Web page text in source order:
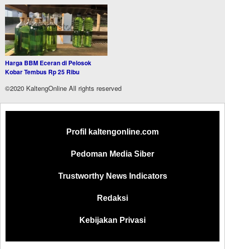
Harga BBM Eceran di Pelosok
Kobar Tembus Rp 25 Ribu
©2020 KaltengOnline All rights reserved
Profil kaltengonline.com
Pedoman Media Siber
Trustworthy News Indicators
Redaksi
Kebijakan Privasi